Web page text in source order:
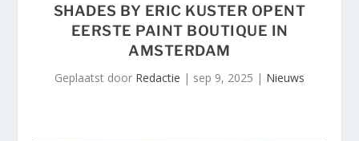
SHADES BY ERIC KUSTER OPENT
EERSTE PAINT BOUTIQUE IN
AMSTERDAM
Geplaatst door Redactie | sep 9, 2025 | Nieuws